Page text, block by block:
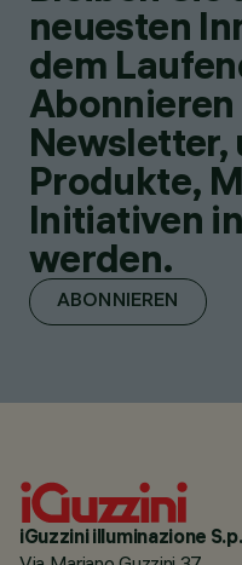
neuesten
dem
Abonnieren
Newsletter,
Produkte,
Initiativen
werden.
ABONNIEREN
iGuzzini illuminazione